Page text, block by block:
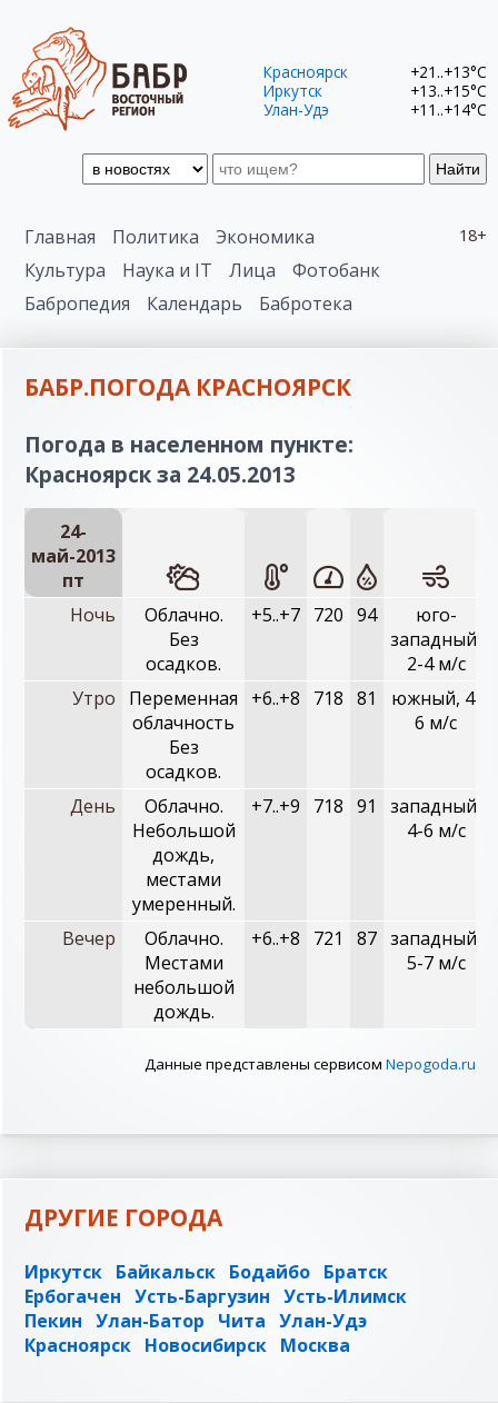
Найти
Красноярск
+21..+13°C
Иркутск
+13..+15°C
Улан-Удэ
+11..+14°C
18+
Главная Политика
Экономика
Культура
Наука и IT Лица
Фотобанк
Бабропедия
Календарь Бабротека
БАБР.ПОГОДА КРАСНОЯРСК
Погода в населенном пункте:
Красноярск за 24.05.2013
24-
май-2013
пт
Ночь
Облачно.
Без
осадков.
+5..+7 720 94
юго-
западный,
2-4 м/с
Утро
Переменная
облачность
Без
осадков.
+6..+8 718 81
южный, 4-
6 м/с
День
Облачно.
Небольшой
дождь,
местами
умеренный.
+7..+9 718 91
западный,
4-6 м/с
Вечер
Облачно.
Местами
небольшой
дождь.
+6..+8 721 87 западный,
5-7 м/с
Данные представлены сервисом Nepogoda.ru
ДРУГИЕ ГОРОДА
Иркутск Байкальск Бодайбо Братск
Ербогачен Усть-Баргузин Усть-Илимск
Пекин Улан-Батор Чита Улан-Удэ
Красноярск Новосибирск Москва